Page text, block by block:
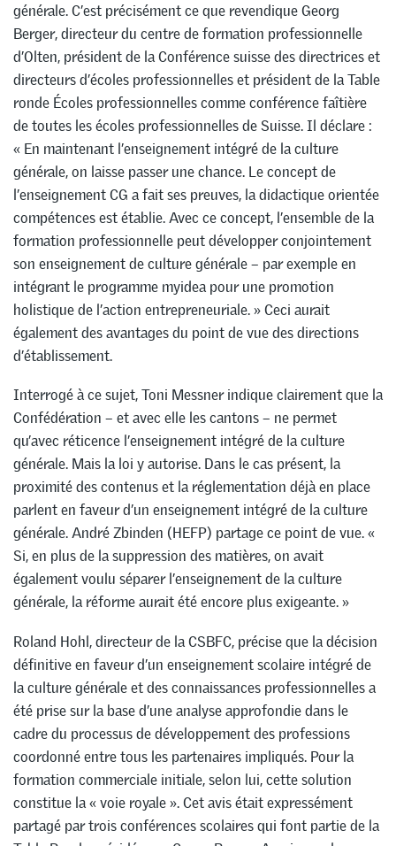
générale. C’est précisément ce que revendique Georg
Berger, directeur du centre de formation professionnelle
d’Olten, président de la Conférence suisse des directrices et
directeurs d’écoles professionnelles et président de la Table
ronde Écoles professionnelles comme conférence faîtière
de toutes les écoles professionnelles de Suisse. Il déclare :
« En maintenant l’enseignement intégré de la culture
générale, on laisse passer une chance. Le concept de
l’enseignement CG a fait ses preuves, la didactique orientée
compétences est établie. Avec ce concept, l’ensemble de la
formation professionnelle peut développer conjointement
son enseignement de culture générale – par exemple en
intégrant le programme myidea pour une promotion
holistique de l’action entrepreneuriale. » Ceci aurait
également des avantages du point de vue des directions
d’établissement.
Interrogé à ce sujet, Toni Messner indique clairement que la
Confédération – et avec elle les cantons – ne permet
qu’avec réticence l’enseignement intégré de la culture
générale. Mais la loi y autorise. Dans le cas présent, la
proximité des contenus et la réglementation déjà en place
parlent en faveur d’un enseignement intégré de la culture
générale. André Zbinden (HEFP) partage ce point de vue. «
Si, en plus de la suppression des matières, on avait
également voulu séparer l’enseignement de la culture
générale, la réforme aurait été encore plus exigeante. »
Roland Hohl, directeur de la CSBFC, précise que la décision
définitive en faveur d’un enseignement scolaire intégré de
la culture générale et des connaissances professionnelles a
été prise sur la base d’une analyse approfondie dans le
cadre du processus de développement des professions
coordonné entre tous les partenaires impliqués. Pour la
formation commerciale initiale, selon lui, cette solution
constitue la « voie royale ». Cet avis était expressément
partagé par trois conférences scolaires qui font partie de la